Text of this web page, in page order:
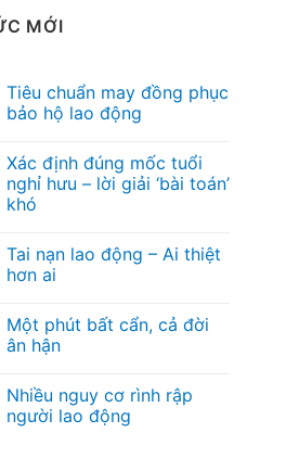
MỚI
Tiêu chuẩn may đồng phục
bảo hộ lao động
Xác định đúng mốc tuổi
nghỉ hưu – lời giải ‘bài toán’
khó
Tai nạn lao động – Ai thiệt
hơn ai
Một phút bất cẩn, cả đời
ân hận
Nhiều nguy cơ rình rập
người lao động